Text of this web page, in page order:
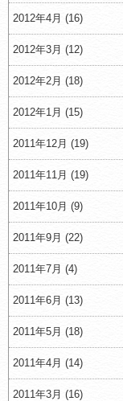
2012年4月 (16)
2012年3月 (12)
2012年2月 (18)
2012年1月 (15)
2011年12月 (19)
2011年11月 (19)
2011年10月 (9)
2011年9月 (22)
2011年7月 (4)
2011年6月 (13)
2011年5月 (18)
2011年4月 (14)
2011年3月 (16)